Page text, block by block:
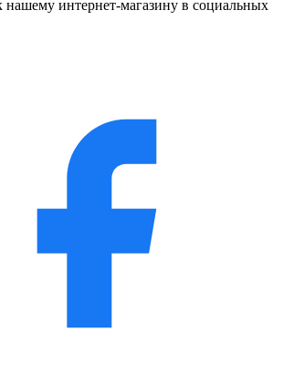
нашему интернет-магазину в социальных